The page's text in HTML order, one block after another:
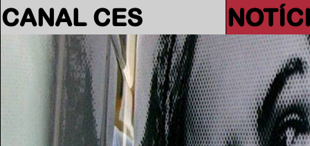
CANAL CES